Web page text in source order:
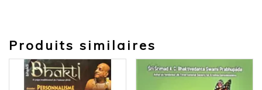
Produits similaires